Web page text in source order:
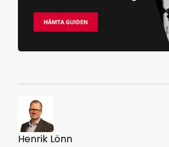
Henrik Lönn